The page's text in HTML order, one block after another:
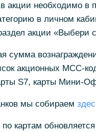
акции необходимо в
в личном
акции «Выбери
сумма
акционных МСС-
S7, карты Мини-
мы собираем
картам